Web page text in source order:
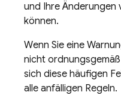
und Ihre Änderungen
können.
Wenn Sie eine
nicht
sich diese häufigen
alle anfälligen Regeln.